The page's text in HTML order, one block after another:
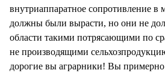
внутриаппаратное сопротивление в
должны были вырасти, но они не
области такими потрясающими по
не производящими
дорогие вы аграрники! Вы примерно